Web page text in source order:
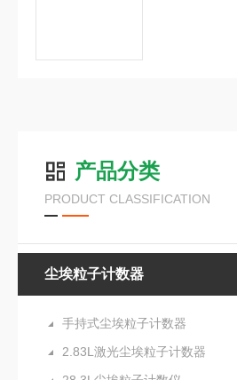
产品分类
PRODUCT CLASSIFICATION
尘埃粒子计数器
手持式尘埃粒子计数器
2.83L激光尘埃粒子计数器